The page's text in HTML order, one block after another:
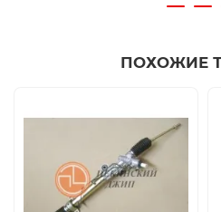
ПОХОЖИЕ